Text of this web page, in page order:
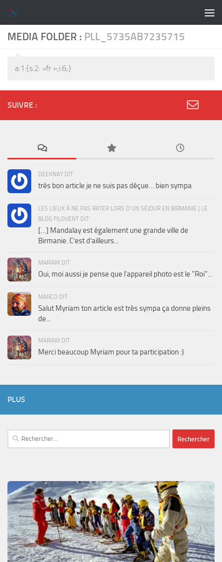
Skip to content
MEDIA FOLDER : PLL_5735AB7235715
a:1:{s:2: »fr »;i:6;}
SUIVRE :
DEEKNAY DIT
très bon article je ne suis pas déçue… bien sympa
LES LIEUX À NE PAS RATER LORS D’UN SÉJOUR EN BIRMANIE | LE
BLOG FILOVENT DIT
[…] Mandalay est également une grande ville de
Birmanie. C’est d’ailleurs...
MARIAM DIT
Oui, moi aussi je pense que l'appareil photo est le "Roi"...
MARCO DIT
Salut Myriam ton article est très sympa ça donne pleins
de...
MARIAM DIT
Merci beaucoup Myriam pour ta participation :)
PLUS
Rechercher :